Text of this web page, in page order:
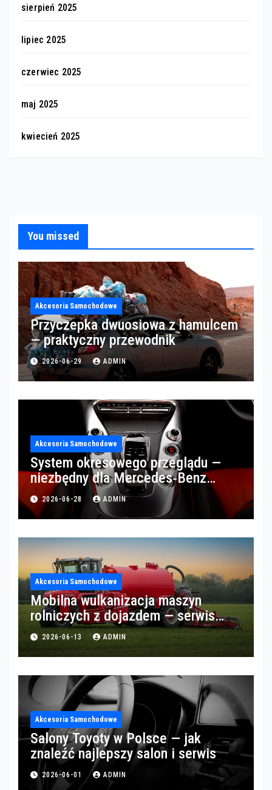
sierpień 2025
lipiec 2025
czerwiec 2025
maj 2025
kwiecień 2025
You missed
Akcesoria Samochodowe
Przyczepka dwuosiowa z hamulcem
— praktyczny przewodnik
2026-06-29 ADMIN
Akcesoria Samochodowe
System okresowego przeglądu —
niezbędny dla Mercedes‑Benz
Trucks w Poznaniu
2026-06-28 ADMIN
Akcesoria Samochodowe
Mobilna wulkanizacja maszyn
rolniczych z dojazdem — serwis
opon w okolicach Gorzowa
2026-06-13 ADMIN
Akcesoria Samochodowe
Salony Toyoty w Polsce — jak
znaleźć najlepszy salon i serwis
2026-06-01 ADMIN